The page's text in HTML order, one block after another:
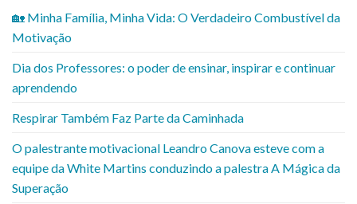
🏡 Minha Família, Minha Vida: O Verdadeiro Combustível da
Motivação
Dia dos Professores: o poder de ensinar, inspirar e continuar
aprendendo
Respirar Também Faz Parte da Caminhada
O palestrante motivacional Leandro Canova esteve com a
equipe da White Martins conduzindo a palestra A Mágica da
Superação